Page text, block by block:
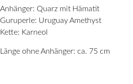
Anhänger: Quarz mit Hämatit
Guruperle: Uruguay Amethyst
Kette: Karneol
Länge ohne Anhänger: ca. 75 cm